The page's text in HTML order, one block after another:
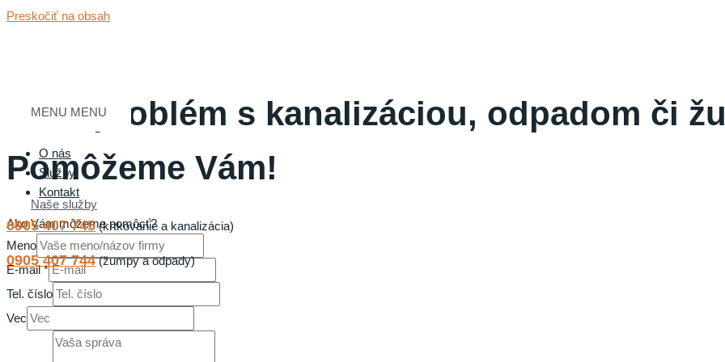
Preskočiť na obsah
MENU MENU
O nás
Služby
Kontakt
0905 407 745(krtkovanie a kanalizácia)
0905 407 744(žumpy a odpady)
Máte problém s kanalizáciou, odpadom či
Pomôžeme Vám!
Naše služby
Ako Vám môžeme pomôcť?
Meno
E-mail*
Tel. číslo
Vec